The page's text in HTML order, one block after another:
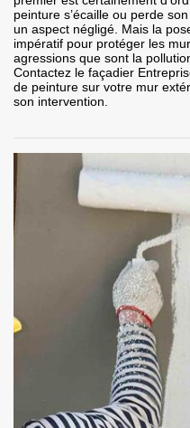
peinture s’écaille ou perde
un aspect négligé. Mais la
impératif pour protéger les
agressions que sont la
Contactez le façadier
de peinture sur votre mur
son intervention.